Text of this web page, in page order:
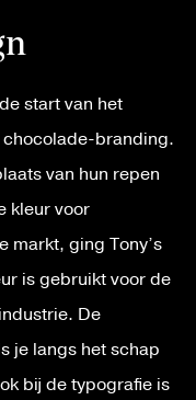
start van het
chocolade-branding.
van hun repen
kleur voor
markt, ging Tony’s
is gebruikt voor de
De
je langs het schap
bij detypografie is